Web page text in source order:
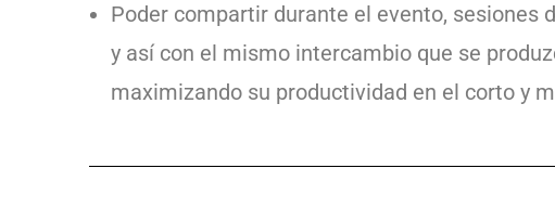
Poder compartir durante el evento, sesiones
y así con el mismo intercambio que se
maximizando su productividad en el corto y